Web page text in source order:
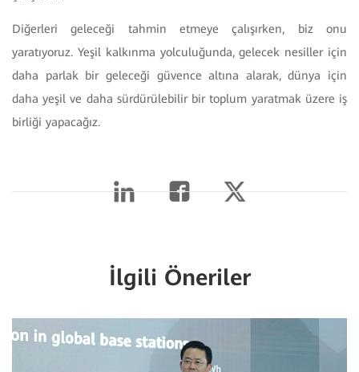
Diğerleri geleceği tahmin etmeye çalışırken, biz onu
yaratıyoruz. Yeşil kalkınma yolculuğunda, gelecek nesiller için
daha parlak bir geleceği güvence altına alarak, dünya için
daha yeşil ve daha sürdürülebilir bir toplum yaratmak üzere iş
birliği yapacağız.
İlgili Öneriler